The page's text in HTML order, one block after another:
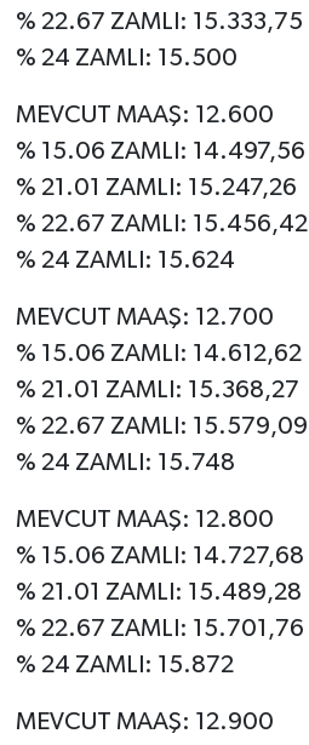
% 22.67 ZAMLI: 15.333,75
% 24 ZAMLI: 15.500
MEVCUT MAAŞ: 12.600
% 15.06 ZAMLI: 14.497,56
% 21.01 ZAMLI: 15.247,26
% 22.67 ZAMLI: 15.456,42
% 24 ZAMLI: 15.624
MEVCUT MAAŞ: 12.700
% 15.06 ZAMLI: 14.612,62
% 21.01 ZAMLI: 15.368,27
% 22.67 ZAMLI: 15.579,09
% 24 ZAMLI: 15.748
MEVCUT MAAŞ: 12.800
% 15.06 ZAMLI: 14.727,68
% 21.01 ZAMLI: 15.489,28
% 22.67 ZAMLI: 15.701,76
% 24 ZAMLI: 15.872
MEVCUT MAAŞ: 12.900